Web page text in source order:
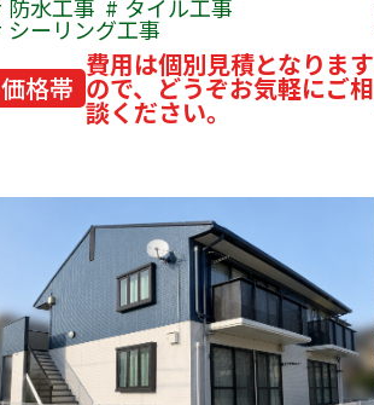
防水工事 タイル工事
シーリング工事
価格帯
費用は個別見積となります
ので、どうぞお気軽にご相
談ください。